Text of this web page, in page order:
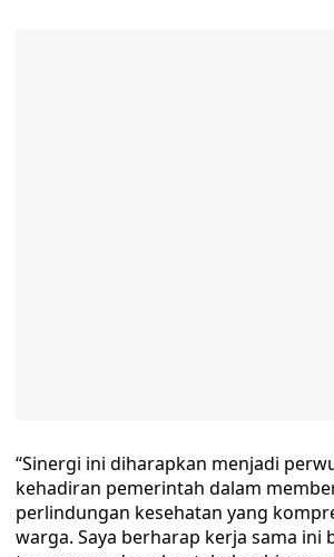
“Sinergi ini diharapkan menjadi
kehadiran pemerintah dalam
perlindungan kesehatan yang
warga. Saya berharap kerja sama ini